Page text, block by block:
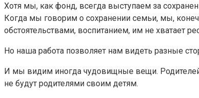
Хотя мы, как фонд, всегда выступаем за
Когда мы говорим о сохранении семьи, мы,
обстоятельствами, воспитанием, им не хватает
Но наша работа позволяет нам видеть разные
И мы видим иногда чудовищные вещи. Родителей,
не будут родителями своим детям.